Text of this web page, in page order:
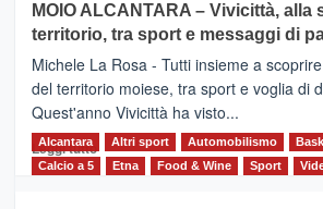
Torna
la
Supermaratona
dell’Etna
MOIO ALCANTARA – Vivicittà, alla
territorio, tra sport e messaggi di
Michele La Rosa - Tutti insieme a
del territorio moiese, tra sport e voglia di
Quest'anno Vivicittà ha visto...
Leggi tutto Leggi
Alcantara Altri sport Automobilismo
Calcio a 5
Etna Food & Wine Sport